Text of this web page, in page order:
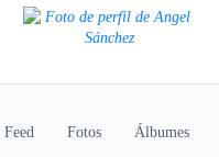
Feed Fotos Álbumes